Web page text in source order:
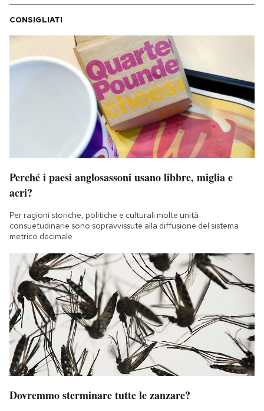
CONSIGLIATI
Perché i paesi anglosassoni usano libbre, miglia e
acri?
Per ragioni storiche, politiche e culturali molte unità
consuetudinarie sono sopravvissute alla diffusione del sistema
metrico decimale
Dovremmo sterminare tutte le zanzare?